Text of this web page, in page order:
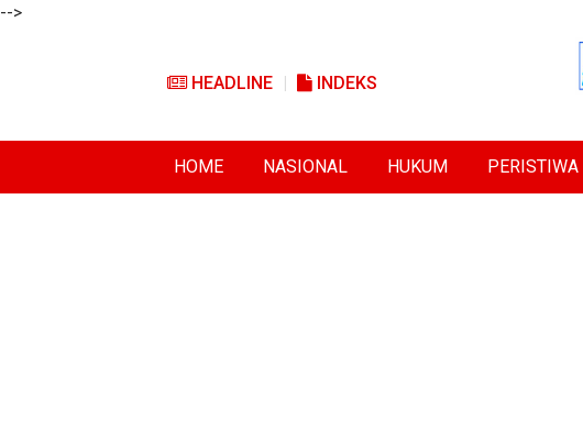
-->
HEADLINE INDEKS
HOME NASIONAL HUKUM PERISTIWA